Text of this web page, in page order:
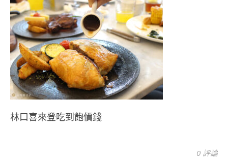
林口喜來登吃到飽價錢
0 評論